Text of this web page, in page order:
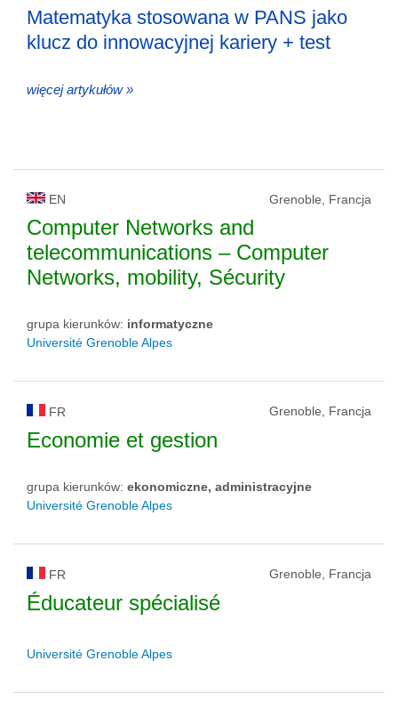
Matematyka stosowana w PANS jako
klucz do innowacyjnej kariery + test
więcej artykułów »
EN Grenoble, Francja
Computer Networks and
telecommunications – Computer
Networks, mobility, Sécurity
grupa kierunków: informatyczne
Université Grenoble Alpes
FR Grenoble, Francja
Economie et gestion
grupa kierunków: ekonomiczne, administracyjne
Université Grenoble Alpes
FR Grenoble, Francja
Éducateur spécialisé
Université Grenoble Alpes